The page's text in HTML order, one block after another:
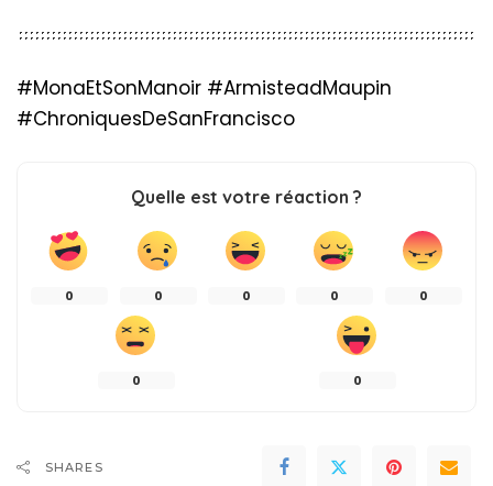
#MonaEtSonManoir #ArmisteadMaupin
#ChroniquesDeSanFrancisco
Quelle est votre réaction ?
0 0 0 0 0
0 0
SHARES